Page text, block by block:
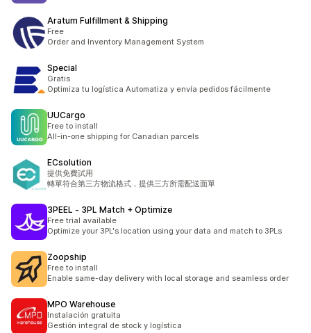
Aratum Fulfillment & Shipping
Free
Order and Inventory Management System
Special
Gratis
Optimiza tu logística Automatiza y envía pedidos fácilmente
UUCargo
Free to install
All-in-one shipping for Canadian parcels
ECsolution
提供免費試用
轉單符合第三方物流格式，提供三方所需配送面單
3PEEL ‑ 3PL Match + Optimize
Free trial available
Optimize your 3PL's location using your data and match to 3PLs
Zoopship
Free to install
Enable same-day delivery with local storage and seamless order
MPO Warehouse
Instalación gratuita
Gestión integral de stock y logística